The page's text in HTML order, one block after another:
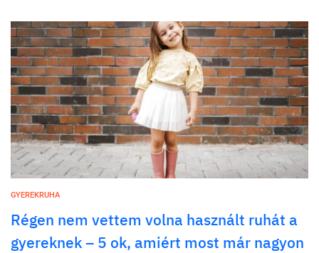
GYEREKRUHA
Régen nem vettem volna használt ruhát a
gyereknek – 5 ok, amiért most már nagyon